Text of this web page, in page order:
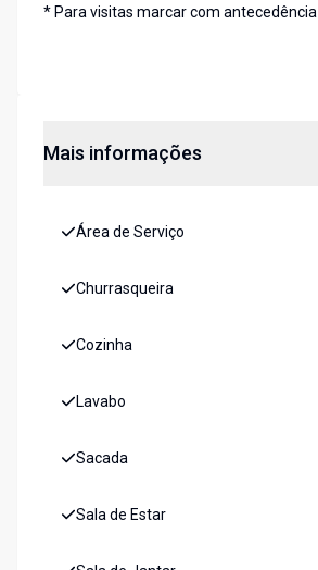
* Para visitas marcar com antecedência
Mais informações
Área de Serviço
Churrasqueira
Cozinha
Lavabo
Sacada
Sala de Estar